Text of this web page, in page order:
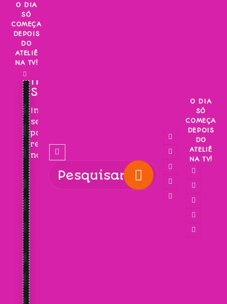
Skip
content
O DIA
SÓ
COMEÇA
DEPOIS
DO
ATELIÊ
NA TV!
INSCREVA-
SE!
Inscreva-
se
para
receber
novidades!
O DIA
SÓ
COMEÇA
DEPOIS
DO
ATELIÊ
NA TV!